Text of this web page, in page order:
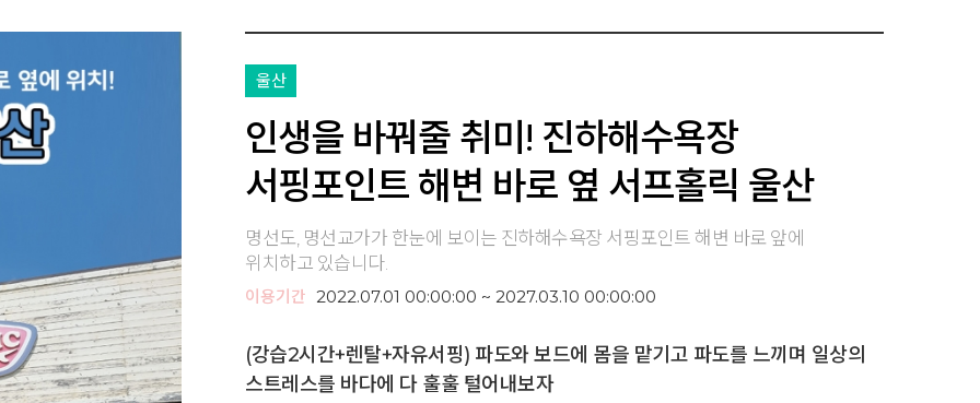
울산
인생을 바꿔줄 취미! 진하해수욕장
서핑포인트 해변 바로 옆 서프홀릭 울산
명선도, 명선교가가 한눈에 보이는 진하해수욕장 서핑포인트 해변 바로 앞에
위치하고 있습니다.
이용기간 2022.07.01 00:00:00 ~ 2027.03.10 00:00:00
(강습2시간+렌탈+자유서핑) 파도와 보드에 몸을 맡기고 파도를 느끼며 일상의
스트레스를 바다에 다 훌훌 털어내보자